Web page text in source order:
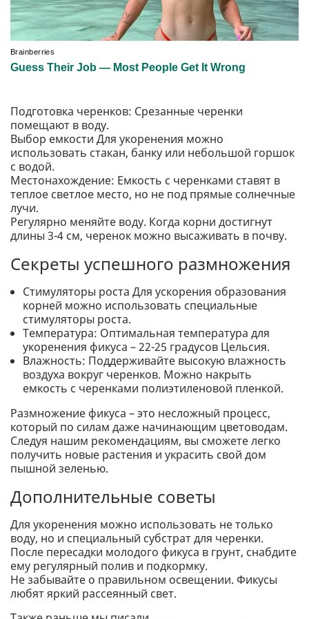
Подготовка черенков: Срезанные черенки
помещают в воду.
Выбор емкости Для укоренения можно
использовать стакан, банку или небольшой горшок
с водой.
Местонахождение: Емкость с черенками ставят в
теплое светлое место, но не под прямые солнечные
лучи.
Регулярно меняйте воду. Когда корни достигнут
длины 3-4 см, черенок можно высаживать в почву.
Секреты успешного размножения
Стимуляторы роста Для ускорения образования
корней можно использовать специальные
стимуляторы роста.
Температура: Оптимальная температура для
укоренения фикуса – 22-25 градусов Цельсия.
Влажность: Поддерживайте высокую влажность
воздуха вокруг черенков. Можно накрыть
емкость с черенками полиэтиленовой пленкой.
Размножение фикуса – это несложный процесс,
который по силам даже начинающим цветоводам.
Следуя нашим рекомендациям, вы сможете легко
получить новые растения и украсить свой дом
пышной зеленью.
Дополнительные советы
Для укоренения можно использовать не только
воду, но и специальный субстрат для черенки.
После пересадки молодого фикуса в грунт, снабдите
ему регулярный полив и подкормку.
Не забывайте о правильном освещении. Фикусы
любят яркий рассеянный свет.